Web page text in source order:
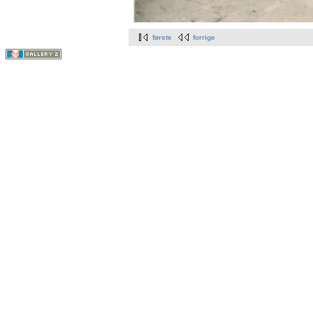
første forrige